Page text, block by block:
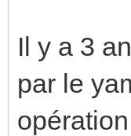
Il y a 3
par le